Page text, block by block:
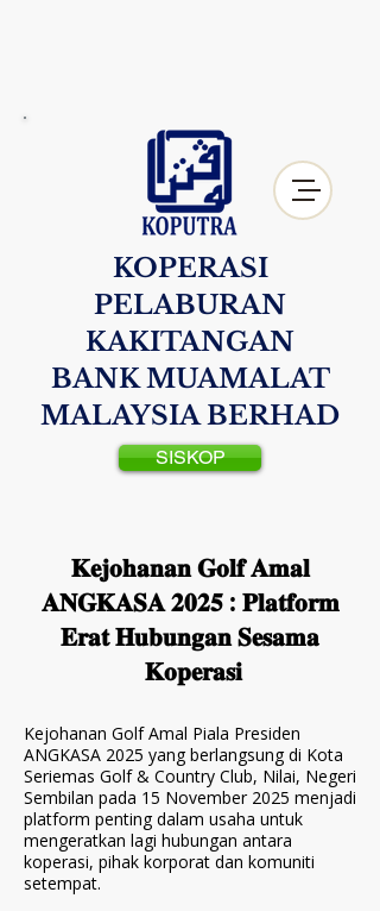
KOPERASI
PELABURAN
KAKITANGAN
BANK MUAMALAT
MALAYSIA BERHAD
SISKOP
𝐊𝐞𝐣𝐨𝐡𝐚𝐧𝐚𝐧 𝐆𝐨𝐥𝐟 𝐀𝐦𝐚𝐥
𝐀𝐍𝐆𝐊𝐀𝐒𝐀 𝟐𝟎𝟐𝟓 : 𝐏𝐥𝐚𝐭𝐟𝐨𝐫𝐦
𝐄𝐫𝐚𝐭 𝐇𝐮𝐛𝐮𝐧𝐠𝐚𝐧 𝐒𝐞𝐬𝐚𝐦𝐚
𝐊𝐨𝐩𝐞𝐫𝐚𝐬𝐢
Kejohanan Golf Amal Piala Presiden
ANGKASA 2025 yang berlangsung di Kota
Seriemas Golf & Country Club, Nilai, Negeri
Sembilan pada 15 November 2025 menjadi
platform penting dalam usaha untuk
mengeratkan lagi hubungan antara
koperasi, pihak korporat dan komuniti
setempat.